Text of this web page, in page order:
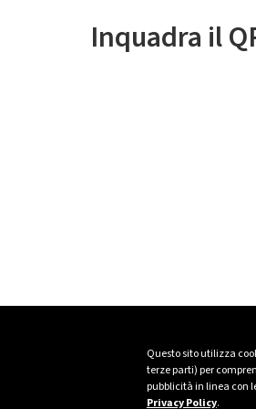
Questo sito utilizza
terze parti) per
pubblicità in linea con
Privacy Policy.
Inquadra il